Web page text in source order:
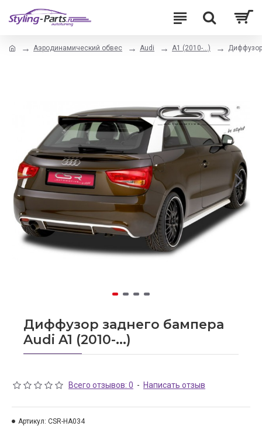
Аэродинамический обвес Audi A1 (2010-...)
Диффузор заднего бампера
Audi A1 (2010-...)
Всего отзывов: 0 - Написать отзыв
Артикул: CSR-HA034